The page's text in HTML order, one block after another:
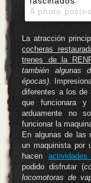
A photo
La atracción
cocheras
trenes de la
también algunas
épocas).
diferentes a los de
que funcionara
arduamente no
funcionar la
En algunas de las
un maquinista por
hacen actividades
podido disfrutar (
locomotoras de